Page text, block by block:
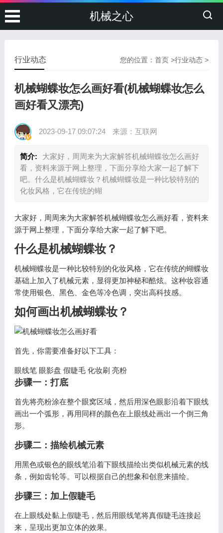
机械之心
您的位置：首页 >行业动态 >
行业动态
机械蝴蝶妆怎么画好看(机械蝴蝶妆怎么
画好看又漂亮)
2023-09-17 09:07:24 来源：互联网
简介:
大家好，周周来为大家解答机械蝴蝶妆怎么画好
看，资料来源于网上整理，下面分享给大家一起了解下
吧。什么是机械蝴蝶妆？机械蝴蝶妆是一种比较特别的
化妆风格，它在传统的蝴
大家好，周周来为大家解答机械蝴蝶妆怎么画好看，资料来
源于网上整理，下面分享给大家一起了解下吧。
什么是机械蝴蝶妆？
机械蝴蝶妆是一种比较特别的化妆风格，它在传统的蝴蝶妆
基础上加入了机械元素，显得更加神秘和酷炫。这种妆容通
常使用银色、黑色、金色等冷色调，突出高科技感。
如何画出机械蝴蝶妆？
首先，你需要准备好以下工具：
眼线笔 眼影盘 假睫毛 化妆刷 亮粉
步骤一：打底
首先将亮粉涂在整个眼窝区域，然后用深色眼影沿着下眼线
画出一个弧形，再用同样的颜色在上眼线处画出一个倒三角
形。
步骤二：描绘机械元素
用黑色或银色的眼线笔沿着下眼线描绘出类似机械元素的线
条，例如齿轮等。可以根据自己的想象和创意来描绘。
步骤三：加上假睫毛
在上眼线处黏上假睫毛，然后用眼线笔将真假睫毛连接起
来，呈现出更加立体的效果。